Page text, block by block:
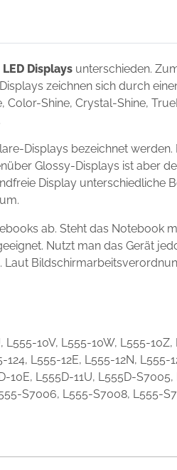
LED Displays unterschieden.
zeichnen sich durch
Shine, Crystal-Shine,
Displays bezeichnet
Glossy-Displays ist aber
Display unterschiedliche
ab. Steht das Notebook
Nutzt man das Gerät
Laut
10V, L555-10W, L555-10Z,
L555-12E, L555-12N, L555-
10E, L555D-11U, L555D-
S7006, L555-S7008, L555-